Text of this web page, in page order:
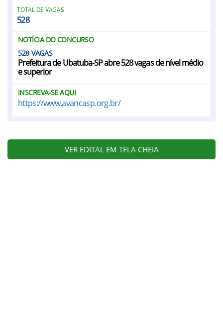
TOTAL DE VAGAS
528
NOTÍCIA DO CONCURSO
528
Prefeitura de Ubatuba-SP abre 528 vagas de nível médio
e superior
INSCREVA-SE AQUI
https://www.avancasp.org.br/
VER EDITAL EM TELA CHEIA